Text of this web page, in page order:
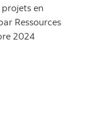
en
Ressources
2024